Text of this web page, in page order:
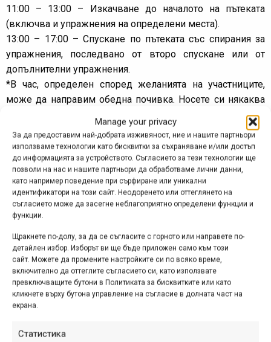
Manage your privacy
За да предоставим най-добрата изживяност, ние и нашите партньори
използваме технологии като бисквитки за съхраняване и/или достъп
до информацията за устройството. Съгласието за тези технологии ще
позволи на нас и нашите партньори да обработваме лични данни,
като например поведение при сърфиране или уникални
идентификатори на този сайт. Неодоренето или оттеглянето на
съгласието може да засегне неблагоприятно определени функции и
функции.
Щракнете по-долу, за да се съгласите с горното или направете по-
детайлен избор. Изборът ви ще бъде приложен само към този
сайт. Можете да промените настройките си по всяко време,
включително да оттеглите съгласието си, като използвате
превключващите бутони в Политиката за бисквитките или като
кликнете върху бутона управление на съгласие в долната част на
екрана.
Статистика
11:00 – 13:00 – Изкачване до началото на пътеката
(включва и упражнения на определени места).
13:00 – 17:00 – Спускане по пътеката със спирания за
упражнения, последвано от второ спускане или от
допълнителни упражнения.
*В час, определен според желанията на участниците,
може да направим обедна почивка. Носете си някаква
ИЗИСКВАНИЯ КЪМ УЧАСТНИЦИТЕ:
– Да са на възраст 18 години или повече.
*Участници от 12 до 17 години ще бъдат допускани в
обученията за начинаещи само в присъствието на
родител, който да ги наблюдава. Участници на възраст от
14 до 17 години може да бъдат допуснати и в
родител, който да носи отговорност за действията им.
– Да носят каска и ръкавици по време на упражненията
– задължително!
– Препоръчително е да носят и допълнителна защитна
екипировка – очила, наколенки, налакътници и др.
– Да са заплатили таксата за участие (заплаща се на